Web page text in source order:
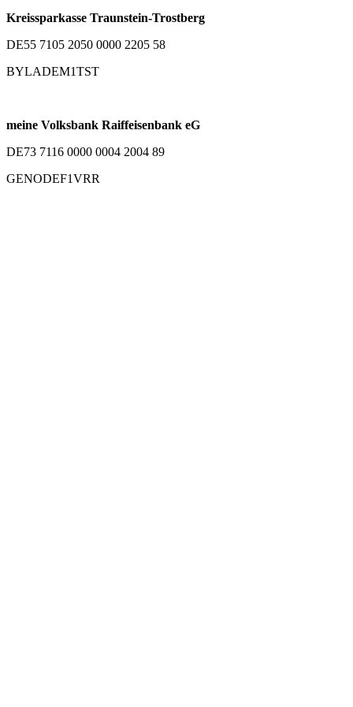
Kreissparkasse Traunstein-Trostberg
DE55 7105 2050 0000 2205 58
BYLADEM1TST
meine Volksbank Raiffeisenbank eG
DE73 7116 0000 0004 2004 89
GENODEF1VRR